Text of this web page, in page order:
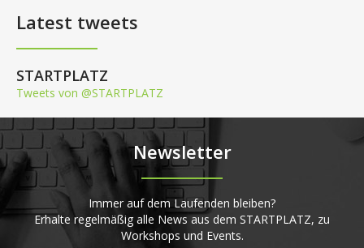
Latest tweets
STARTPLATZ
Tweets von @STARTPLATZ
Newsletter
Immer auf dem Laufenden bleiben?
Erhalte regelmäßig alle News aus dem STARTPLATZ, zu
Workshops und Events.